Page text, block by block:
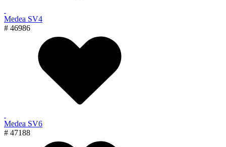
Medea SV4
# 46986
Medea SV6
# 47188